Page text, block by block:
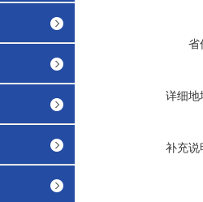
省
详细地
补充说